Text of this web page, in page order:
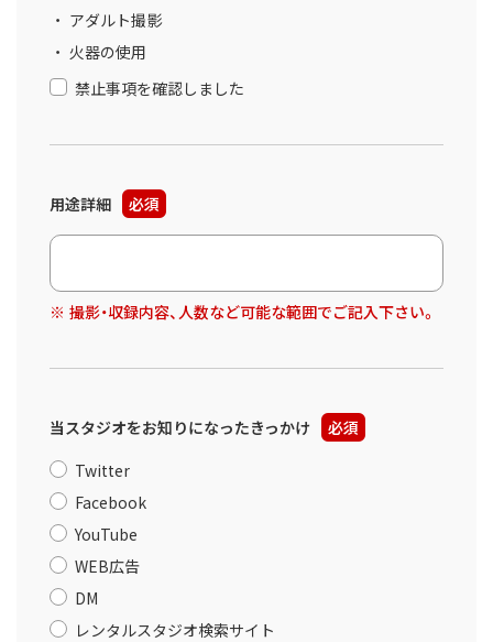
アダルト撮影
火器の使用
禁止事項を確認しました
用途詳細 必須
撮影・収録内容、人数など可能な範囲でご記入下さい。
当スタジオをお知りになったきっかけ
必須
Twitter
Facebook
YouTube
WEB広告
DM
レンタルスタジオ検索サイト